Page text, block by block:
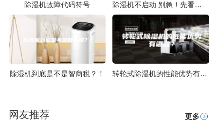
除湿机故障代码符号 除湿机不启动 别急！先看看是不是这些原因
除湿机到底是不是智商税？！ 转轮式除湿机的性能优势有哪些？
网友推荐 更多